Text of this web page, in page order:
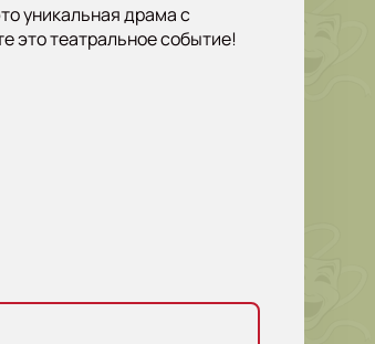
уникальная драма с
это театральное событие!